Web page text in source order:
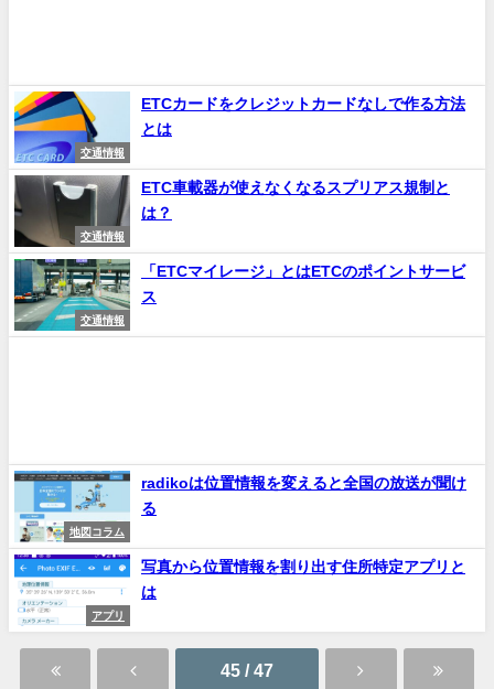
交通情報
ETCカードをクレジットカードなしで作る方法
とは
交通情報
ETC車載器が使えなくなるスプリアス規制と
は？
交通情報
「ETCマイレージ」とはETCのポイントサービ
ス
地図コラム
radikoは位置情報を変えると全国の放送が聞け
る
アプリ
写真から位置情報を割り出す住所特定アプリと
は
45 / 47